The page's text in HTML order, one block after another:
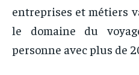
entreprises et métiers
le domaine du
personne avec plus de